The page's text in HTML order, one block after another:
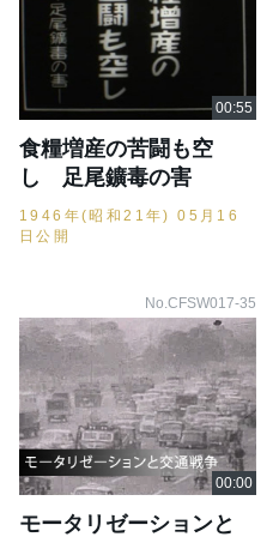
食糧増産の苦闘も空
し 足尾鑛毒の害
1946年(昭和21年) 05月16
日公開
No.CFSW017-35
モータリゼーションと